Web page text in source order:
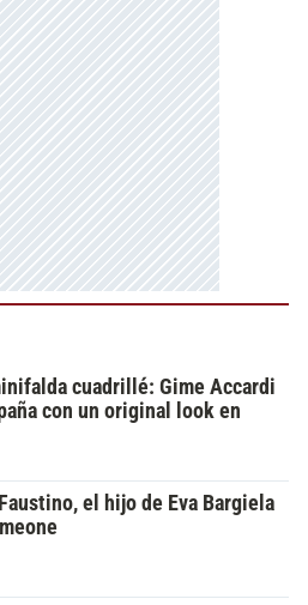
cuadrillé: Gime Accardi
con un original look en
el hijo de Eva Bargiela